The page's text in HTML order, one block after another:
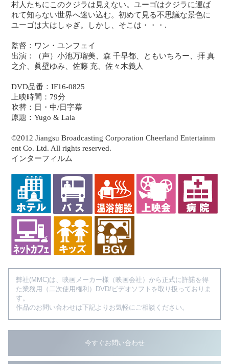
村人たちにこのクジラは見えない。ユーゴはクジラに運ば
れて知らない世界へ迷い込む。初めて見る不思議な景色に
ユーゴは大はしゃぎ。しかし、そこは・・・.
監督：ワン・ユンフェイ
出演：（声）小池万瑠美、森 千早都、ともいちろー、拝 真
之介、眞壁ゆみ、佐藤 充、佐々木義人
DVD品番：IF16-0825
上映時間：79分
吹替：日・中/日字幕
原題：Yugo & Lala
©2012 Jiangsu Broadcasting Corporation Cheerland Entertainm
ent Co. Ltd. All rights reserved.
インターフィルム
弊社(MMC)は、映画メーカー様（映画会社）から正式に許諾を得
た業務用（二次使用権利）DVD/ビデオソフトを取り扱っておりま
す。
作品のお問い合わせは下記よりお気軽にご相談ください。
今すぐお問い合わせ